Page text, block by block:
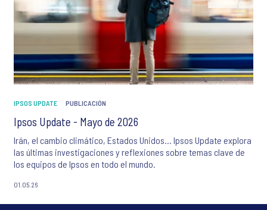
IPSOS UPDATE PUBLICACIÓN
Ipsos Update - Mayo de 2026
Irán, el cambio climático, Estados Unidos… Ipsos Update explora
las últimas investigaciones y reflexiones sobre temas clave de
los equipos de Ipsos en todo el mundo.
01.05.26